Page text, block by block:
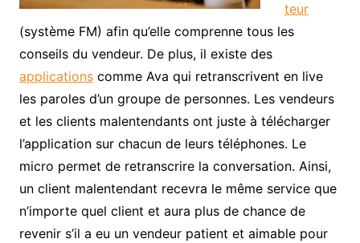
teur
(système FM) afin qu’elle comprenne tous les
conseils du vendeur. De plus, il existe des
applicationscomme Ava qui retranscrivent en live
les paroles d’un groupe de personnes. Les vendeurs
et les clients malentendants ont juste à télécharger
l’application sur chacun de leurs téléphones. Le
micro permet de retranscrire la conversation. Ainsi,
un client malentendant recevra le même service que
n’importe quel client et aura plus de chance de
revenir s’il a eu un vendeur patient et aimable pour